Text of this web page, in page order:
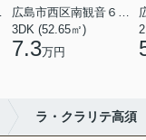
3DK (52.65㎡)
7.3万円
ラ・クラリテ高須